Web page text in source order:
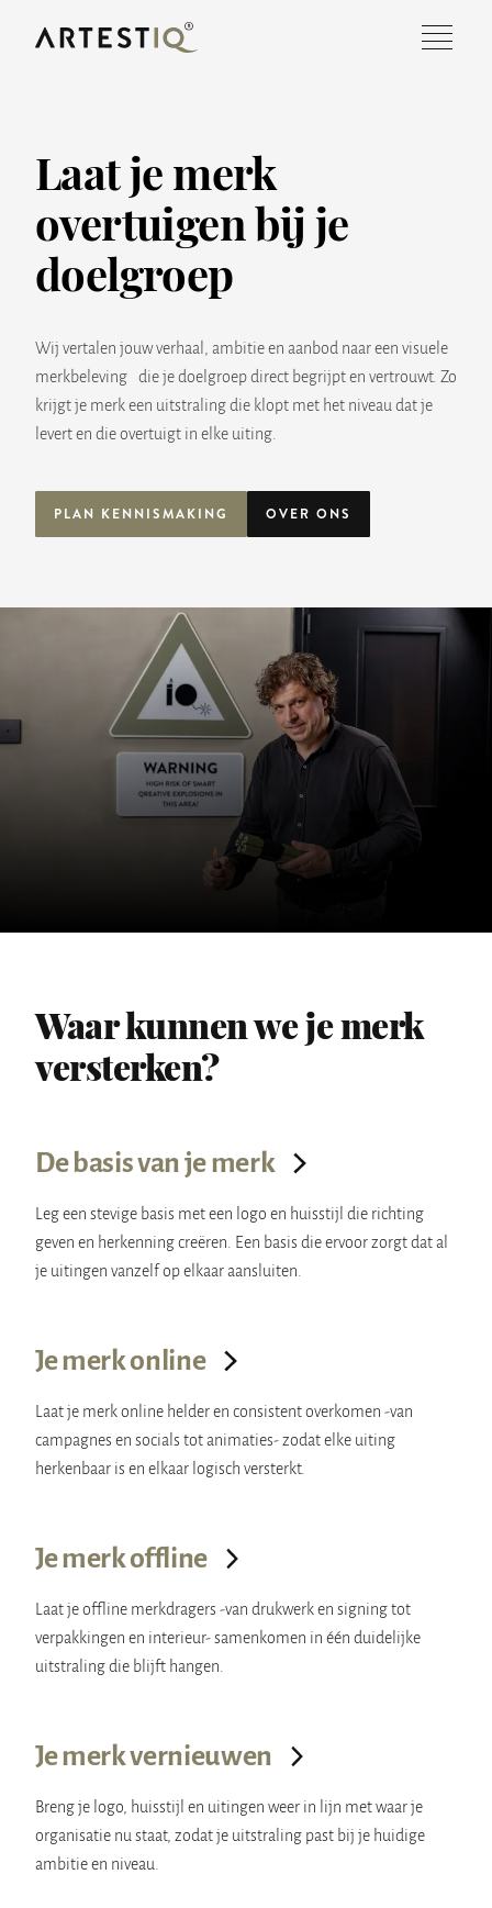
OVER ONS
DIENSTEN
PROJECTEN
WERKEN BIJ
CONTACT
Laat je merk
overtuigen bij je
doelgroep
Wij vertalen jouw verhaal, ambitie en aanbod naar een visuele
merkbeleving die je doelgroep direct begrijpt en vertrouwt. Zo
krijgt je merk een uitstraling die klopt met het niveau dat je
levert en die overtuigt in elke uiting.
PLAN KENNISMAKING OVER ONS
Waar kunnen we je merk
versterken?
De basis van je merk
Leg een stevige basis met een logo en huisstijl die richting
geven en herkenning creëren. Een basis die ervoor zorgt dat al
je uitingen vanzelf op elkaar aansluiten.
Je merk online
Laat je merk online helder en consistent overkomen -van
campagnes en socials tot animaties- zodat elke uiting
herkenbaar is en elkaar logisch versterkt.
Je merk offline
Laat je offline merkdragers -van drukwerk en signing tot
verpakkingen en interieur- samenkomen in één duidelijke
uitstraling die blijft hangen.
Je merk vernieuwen
Breng je logo, huisstijl en uitingen weer in lijn met waar je
organisatie nu staat, zodat je uitstraling past bij je huidige
ambitie en niveau.